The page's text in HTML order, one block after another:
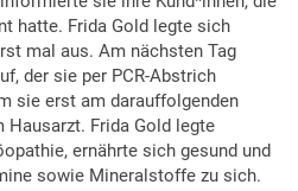
hatte. Frida Gold legte sich
mal aus. Am nächsten Tag
der sie per PCR-Abstrich
sie erst am darauffolgenden
Hausarzt. Frida Gold legte
ernährte sich gesund und
sowie Mineralstoffe zu sich.